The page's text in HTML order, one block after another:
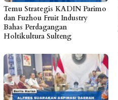
Temu Strategis KADIN Parimo
dan Fuzhou Fruit Industry
Bahas Perdagangan
Holtikultura Sulteng